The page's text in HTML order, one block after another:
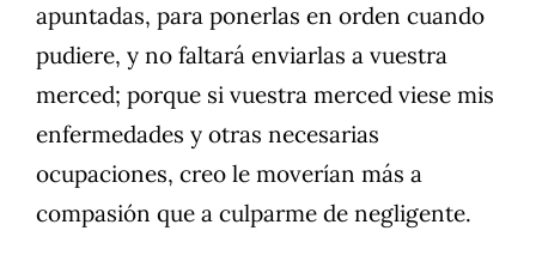
apuntadas, para ponerlas en orden cuando
pudiere, y no faltará enviarlas a vuestra
merced; porque si vuestra merced viese mis
enfermedades y otras necesarias
ocupaciones, creo le moverían más a
compasión que a culparme de negligente.